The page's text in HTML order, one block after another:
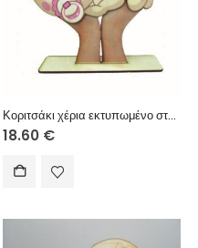
Κοριτσάκι χέρια εκτυπωμένο σταντ 30cm
18.60 €